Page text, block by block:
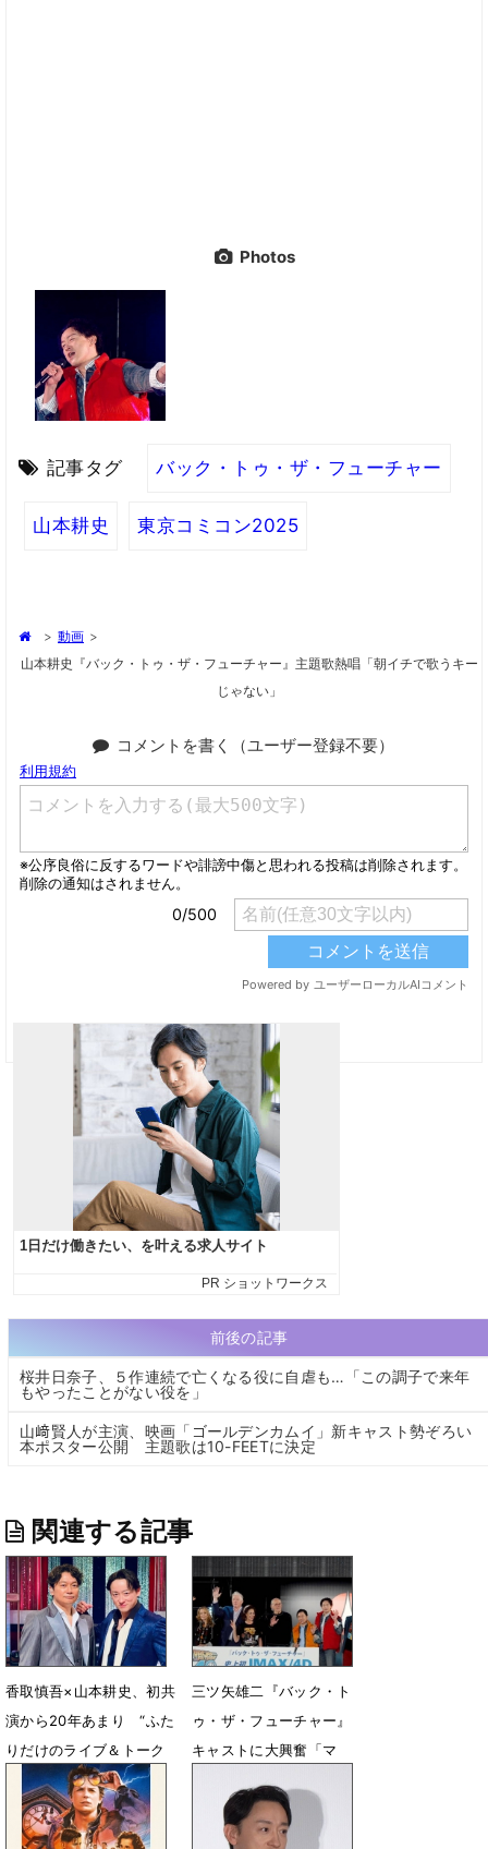
Photos
記事タグ バック・トゥ・ザ・フューチャー
山本耕史 東京コミコン2025
> 動画 >
山本耕史『バック・トゥ・ザ・フューチャー』主題歌熱唱「朝イチで歌うキー
じゃない」
コメントを書く（ユーザー登録不要）
前後の記事
桜井日奈子、５作連続で亡くなる役に自虐も…「この調子で来年
もやったことがない役を」
山﨑賢人が主演、映画「ゴールデンカムイ」新キャスト勢ぞろい
本ポスター公開 主題歌は10-FEETに決定
関連する記事
香取慎吾×山本耕史、初共
演から20年あまり “ふた
りだけのライブ＆トーク
ショー”に挑戦
1月7日 13時59分
三ツ矢雄二『バック・ト
ゥ・ザ・フューチャー』
キャストに大興奮「マ
12月9日 10時08分